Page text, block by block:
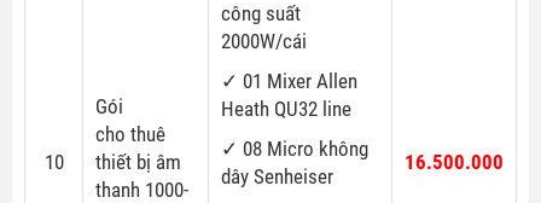
10
Gói
cho thuê
thiết bị âm
thanh 1000-
công suất
2000W/cái
✓ 01 Mixer Allen
Heath QU32 line
✓ 08 Micro không
dây Senheiser
16.500.000